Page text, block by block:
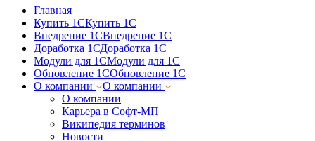
Главная
Купить 1СКупить 1С
Внедрение 1СВнедрение 1С
Доработка 1СДоработка 1С
Модули для 1СМодули для 1С
Обновление 1СОбновление 1С
О компании
О компании
О компании
Карьера в Софт-МП
Википедия терминов
Новости